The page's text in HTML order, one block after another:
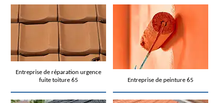
Entreprise de réparation urgence
fuite toiture 65
Entreprise de peinture 65